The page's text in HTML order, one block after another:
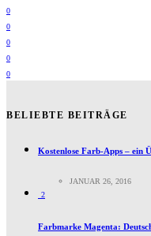
0
0
0
0
0
BELIEBTE BEITRÄGE
Kostenlose Farb-Apps – ein
JANUAR 26, 2016
2
Farbmarke Magenta: